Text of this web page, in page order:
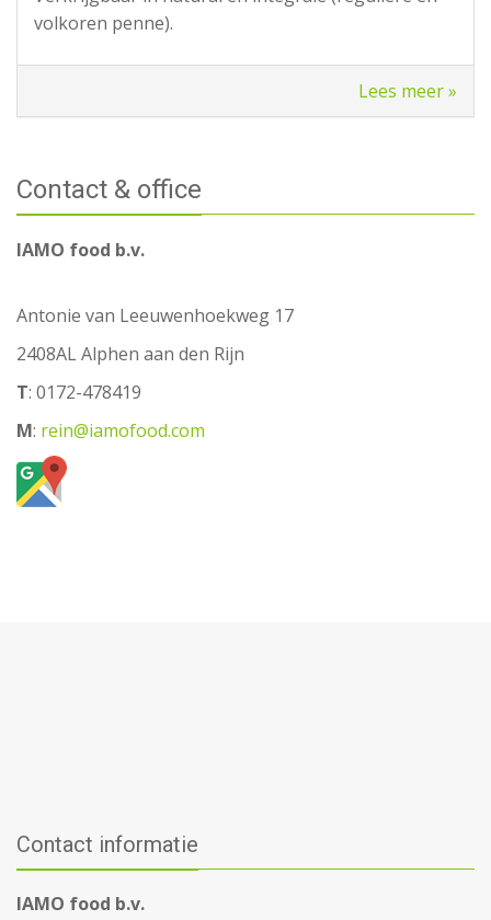
volkoren penne).
Lees meer »
Contact & office
IAMO food b.v.
Antonie van Leeuwenhoekweg 17
2408AL Alphen aan den Rijn
T: 0172-478419
M: rein@iamofood.com
Contact informatie
IAMO food b.v.